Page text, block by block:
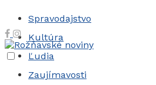
Spravodajstvo
Kultúra
Ľudia
Zaujímavosti